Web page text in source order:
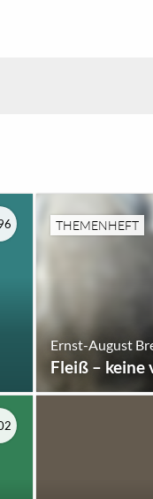
THEMENHEFT
Ernst-August
Fleiß – keine